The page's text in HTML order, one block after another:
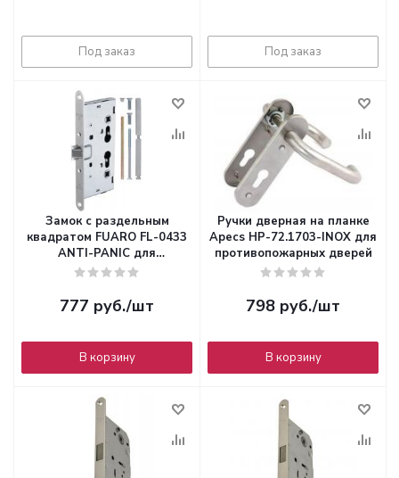
Под заказ Под заказ
Замок с раздельным
квадратом FUARO FL-0433
ANTI-PANIC для
противопожарных дверей
777 руб./шт
В корзину
Ручки дверная на планке
Apecs HP-72.1703-INOX для
противопожарных дверей
798 руб./шт
В корзину